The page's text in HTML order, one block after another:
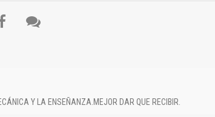
Y LA ENSEÑANZA.MEJOR DAR QUE RECIBIR.